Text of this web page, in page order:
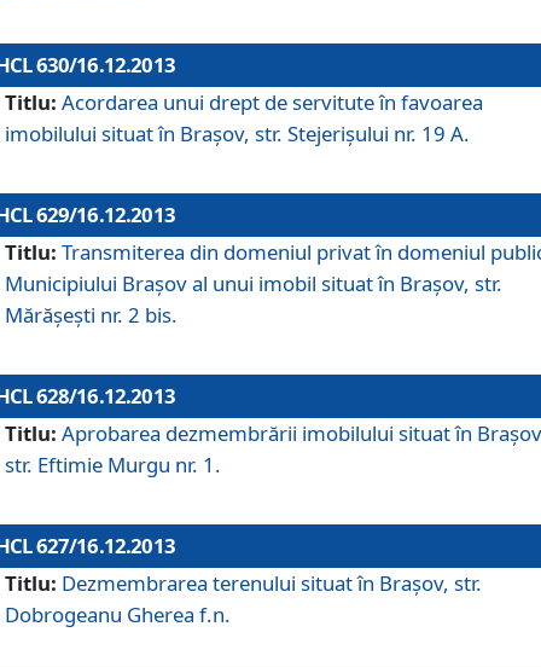
630/16.12.2013
Titlu: Acordarea unui drept de servitute în favoarea
imobilului situat în Braşov, str. Stejerişului nr. 19 A.
629/16.12.2013
Titlu: Transmiterea din domeniul privat în domeniul
Municipiului Braşov al unui imobil situat în Braşov, str.
Mărăşeşti nr. 2 bis.
628/16.12.2013
Titlu: Aprobarea dezmembrării imobilului situat în
str. Eftimie Murgu nr. 1.
627/16.12.2013
Titlu: Dezmembrarea terenului situat în Braşov, str.
Dobrogeanu Gherea f.n.